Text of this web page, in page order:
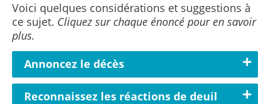
Voici quelques considérations et suggestions à
ce sujet. Cliquez sur chaque énoncé pour en savoir
plus.
Annoncez le décès
Reconnaissez les réactions de deuil